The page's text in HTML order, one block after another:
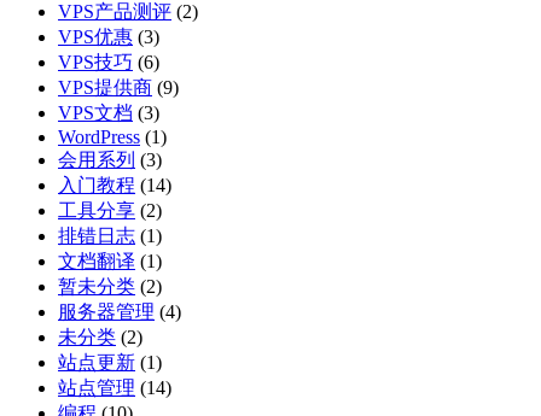
VPS产品测评 (2)
VPS优惠 (3)
VPS技巧 (6)
VPS提供商 (9)
VPS文档 (3)
WordPress (1)
会用系列 (3)
入门教程 (14)
工具分享 (2)
排错日志 (1)
文档翻译 (1)
暂未分类 (2)
服务器管理 (4)
未分类 (2)
站点更新 (1)
站点管理 (14)